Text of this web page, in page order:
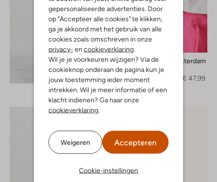
gepersonaliseerde advertenties. Door
op "Accepteer alle cookies" te klikken,
ga je akkoord met het gebruik van alle
cookies zoals omschreven in onze
privacy- en cookieverklaring.
Wil je je voorkeuren wijzigen? Via de
cookieknop onderaan de pagina kun je
jouw toestemming ieder moment
intrekken. Wil je meer informatie of een
klacht indienen? Ga naar onze
cookieverklaring.
Weigeren Accepteren
Cookie-instellingen
Ontdek de look
Pom Amsterdam
Trui
€ 47,99